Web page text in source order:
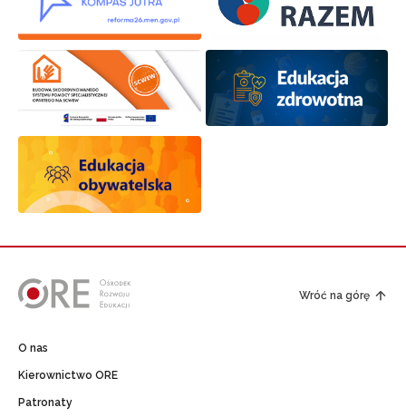
Wróć na górę
O nas
Kierownictwo ORE
Patronaty